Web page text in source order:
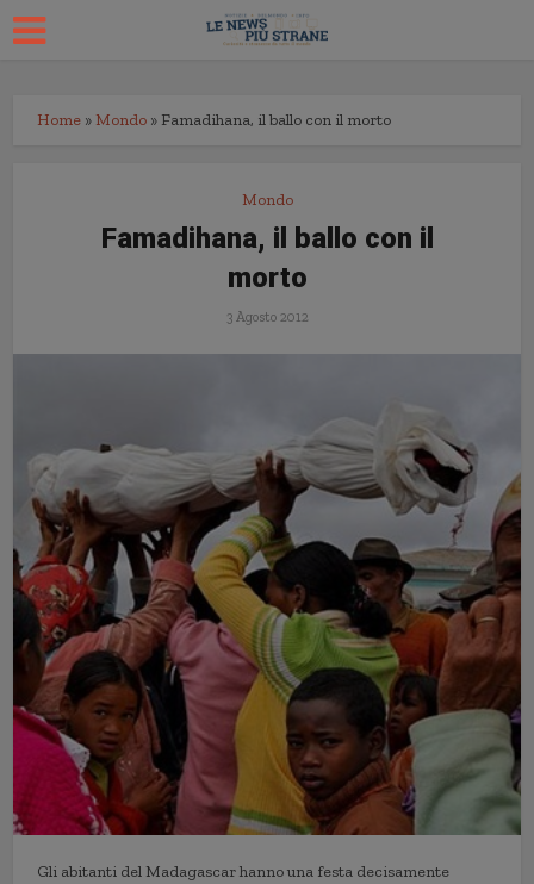
Home » Mondo » Famadihana, il ballo con il morto
Mondo
Famadihana, il ballo con il
morto
3 Agosto 2012
Gli abitanti del Madagascar hanno una festa decisamente